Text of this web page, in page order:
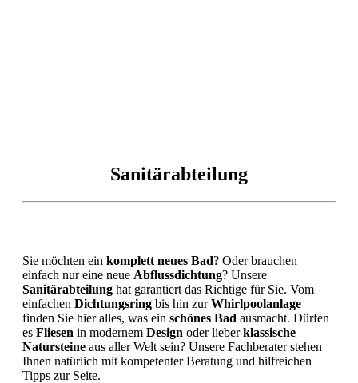
Sanitärabteilung
Sie möchten ein komplett neues Bad? Oder brauchen
einfach nur eine neue Abflussdichtung? Unsere
Sanitärabteilung hat garantiert das Richtige für Sie. Vom
einfachen Dichtungsring bis hin zurWhirlpoolanlage
finden Sie hier alles, was ein schönes Bad ausmacht. Dürfen
es Fliesen in modernem Design oder lieberklassische
Natursteine aus aller Welt sein? Unsere Fachberater stehen
Ihnen natürlich mit kompetenter Beratung und hilfreichen
Tipps zur Seite.